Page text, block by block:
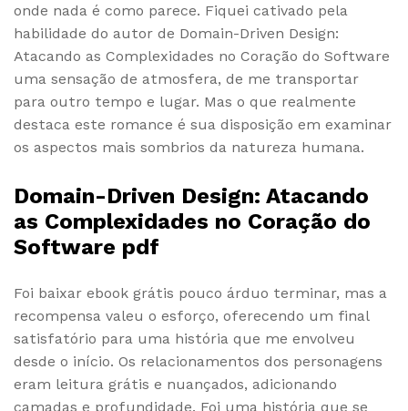
onde nada é como parece. Fiquei cativado pela
habilidade do autor de Domain-Driven Design:
Atacando as Complexidades no Coração do Software
uma sensação de atmosfera, de me transportar
para outro tempo e lugar. Mas o que realmente
destaca este romance é sua disposição em examinar
os aspectos mais sombrios da natureza humana.
Domain-Driven Design: Atacando
as Complexidades no Coração do
Software pdf
Foi baixar ebook grátis pouco árduo terminar, mas a
recompensa valeu o esforço, oferecendo um final
satisfatório para uma história que me envolveu
desde o início. Os relacionamentos dos personagens
eram leitura grátis e nuançados, adicionando
camadas e profundidade. Foi uma história que se